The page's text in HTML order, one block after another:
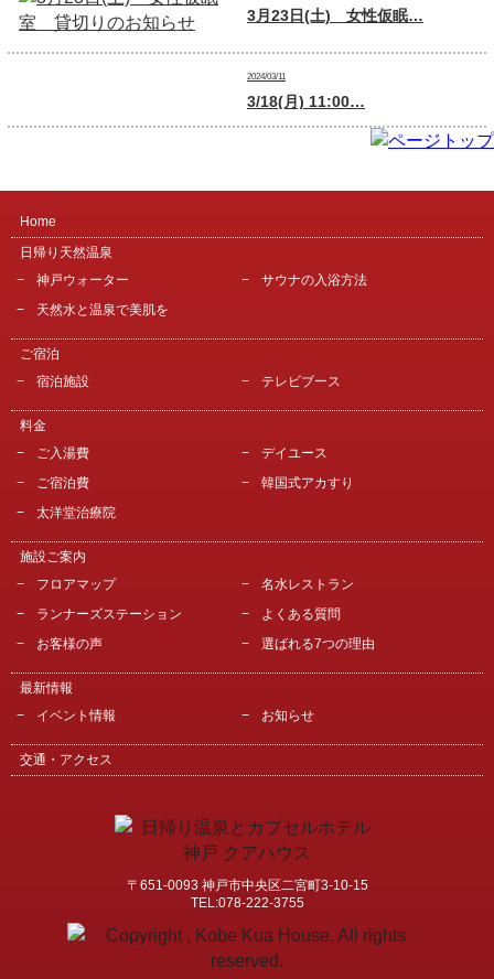
3月23日(土) 女性仮眠…
2024/03/11
3/18(月) 11:00…
Home
日帰り天然温泉
神戸ウォーター
サウナの入浴方法
天然水と温泉で美肌を
ご宿泊
宿泊施設
テレビブース
料金
ご入湯費
デイユース
ご宿泊費
韓国式アカすり
太洋堂治療院
施設ご案内
フロアマップ
名水レストラン
ランナーズステーション
よくある質問
お客様の声
選ばれる7つの理由
最新情報
イベント情報
お知らせ
交通・アクセス
〒651-0093 神戸市中央区二宮町3-10-15
TEL:078-222-3755